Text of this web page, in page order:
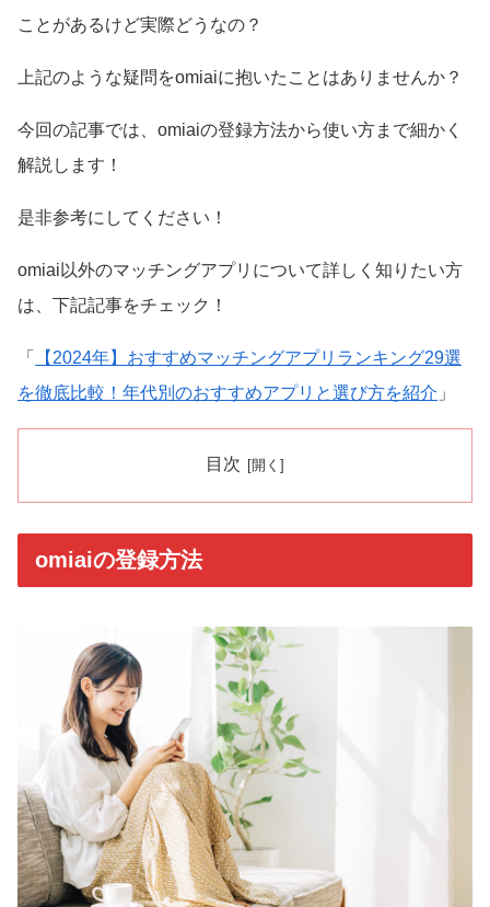
ことがあるけど実際どうなの？
上記のような疑問をomiaiに抱いたことはありませんか？
今回の記事では、omiaiの登録方法から使い方まで細かく
解説します！
是非参考にしてください！
omiai以外のマッチングアプリについて詳しく知りたい方
は、下記記事をチェック！
「
【2024年】おすすめマッチングアプリランキング29選
を徹底比較！年代別のおすすめアプリと選び方を紹介 」
目次
omiaiの登録方法